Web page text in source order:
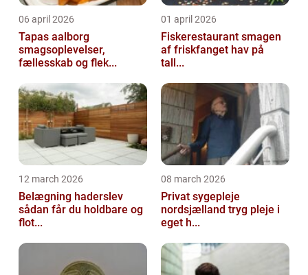
06 april 2026
Tapas aalborg
smagsoplevelser,
fællesskab og flek...
01 april 2026
Fiskerestaurant smagen
af friskfanget hav på
tall...
12 march 2026
Belægning haderslev
sådan får du holdbare og
flot...
08 march 2026
Privat sygepleje
nordsjælland tryg pleje i
eget h...